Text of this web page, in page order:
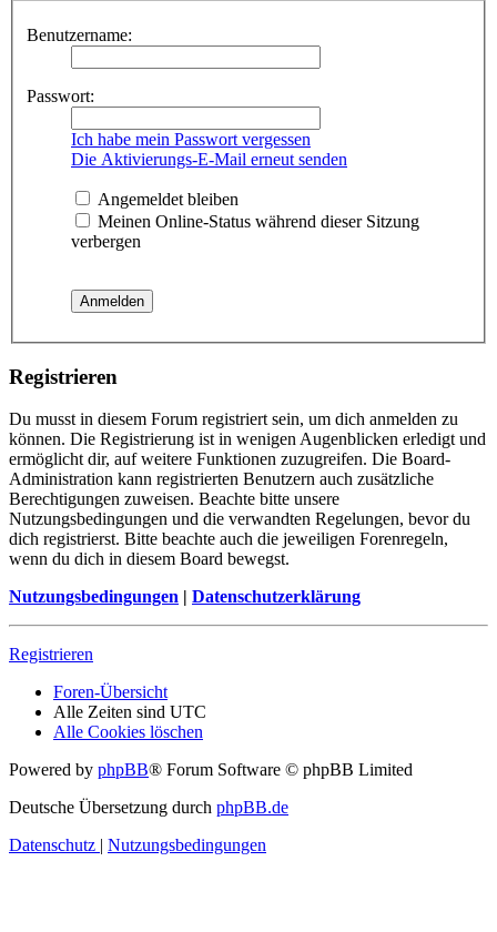
Benutzername:
Passwort:
Ich habe mein Passwort vergessen
Die Aktivierungs-E-Mail erneut senden
Angemeldet bleiben
Meinen Online-Status während dieser Sitzung
verbergen
Registrieren
Du musst in diesem Forum registriert sein, um dich anmelden zu
können. Die Registrierung ist in wenigen Augenblicken erledigt und
ermöglicht dir, auf weitere Funktionen zuzugreifen. Die Board-
Administration kann registrierten Benutzern auch zusätzliche
Berechtigungen zuweisen. Beachte bitte unsere
Nutzungsbedingungen und die verwandten Regelungen, bevor du
dich registrierst. Bitte beachte auch die jeweiligen Forenregeln,
wenn du dich in diesem Board bewegst.
Nutzungsbedingungen | Datenschutzerklärung
Registrieren
Foren-Übersicht
Alle Zeiten sind UTC
Alle Cookies löschen
Powered by phpBB® Forum Software © phpBB Limited
Deutsche Übersetzung durch phpBB.de
Datenschutz | Nutzungsbedingungen